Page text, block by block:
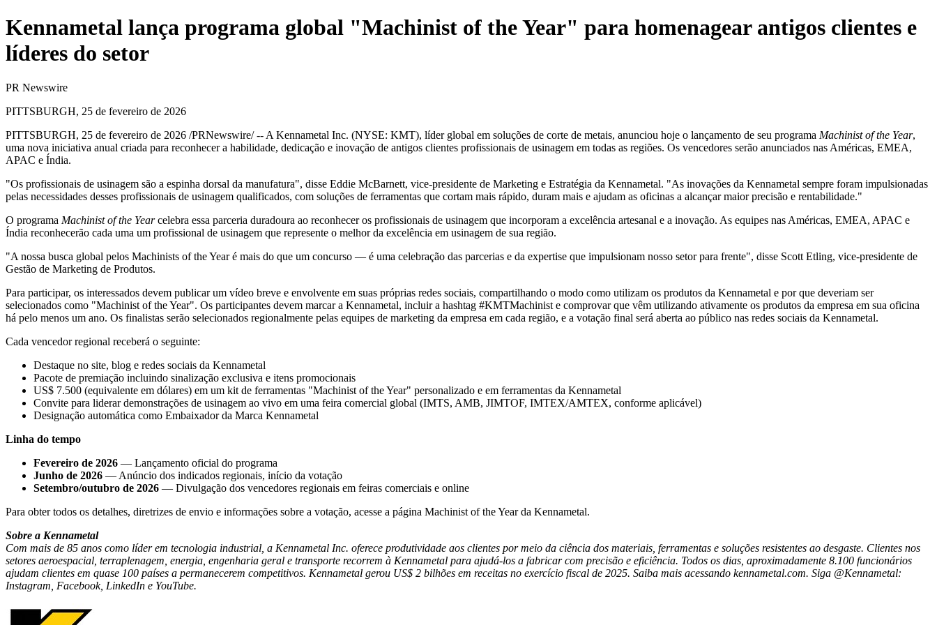
Kennametal lança programa global "Machinist of the Year" para homenagear antigos clientes e
líderes do setor
PR Newswire
PITTSBURGH, 25 de fevereiro de 2026
PITTSBURGH, 25 de fevereiro de 2026 /PRNewswire/ -- A Kennametal Inc. (NYSE: KMT), líder global em soluções de corte de metais, anunciou hoje o lançamento de seu programa Machinist of the Year,
uma nova iniciativa anual criada para reconhecer a habilidade, dedicação e inovação de antigos clientes profissionais de usinagem em todas as regiões. Os vencedores serão anunciados nas Américas, EMEA,
APAC e Índia.
"Os profissionais de usinagem são a espinha dorsal da manufatura", disse Eddie McBarnett, vice-presidente de Marketing e Estratégia da Kennametal. "As inovações da Kennametal sempre foram impulsionadas
pelas necessidades desses profissionais de usinagem qualificados, com soluções de ferramentas que cortam mais rápido, duram mais e ajudam as oficinas a alcançar maior precisão e rentabilidade."
O programa Machinist of the Yearcelebra essa parceria duradoura ao reconhecer os profissionais de usinagem que incorporam a excelência artesanal e a inovação. As equipes nas Américas, EMEA, APAC e
Índia reconhecerão cada uma um profissional de usinagem que represente o melhor da excelência em usinagem de sua região.
"A nossa busca global pelos Machinists of the Year é mais do que um concurso — é uma celebração das parcerias e da expertise que impulsionam nosso setor para frente", disse Scott Etling, vice-presidente de
Gestão de Marketing de Produtos.
Para participar, os interessados devem publicar um vídeo breve e envolvente em suas próprias redes sociais, compartilhando o modo como utilizam os produtos da Kennametal e por que deveriam ser
selecionados como "Machinist of the Year". Os participantes devem marcar a Kennametal, incluir a hashtag #KMTMachinist e comprovar que vêm utilizando ativamente os produtos da empresa em sua oficina
há pelo menos um ano. Os finalistas serão selecionados regionalmente pelas equipes de marketing da empresa em cada região, e a votação final será aberta ao público nas redes sociais da Kennametal.
Cada vencedor regional receberá o seguinte:
Destaque no site, blog e redes sociais da Kennametal
Pacote de premiação incluindo sinalização exclusiva e itens promocionais
US$ 7.500 (equivalente em dólares) em um kit de ferramentas "Machinist of the Year" personalizado e em ferramentas da Kennametal
Convite para liderar demonstrações de usinagem ao vivo em uma feira comercial global (IMTS, AMB, JIMTOF, IMTEX/AMTEX, conforme aplicável)
Designação automática como Embaixador da Marca Kennametal
Linha do tempo
Fevereiro de 2026 — Lançamento oficial do programa
Junho de 2026 — Anúncio dos indicados regionais, início da votação
Setembro/outubro de 2026 — Divulgação dos vencedores regionais em feiras comerciais e online
Para obter todos os detalhes, diretrizes de envio e informações sobre a votação, acesse a página Machinist of the Yearda Kennametal.
Sobre a Kennametal
Com mais de 85 anos como líder em tecnologia industrial, a Kennametal Inc. oferece produtividade aos clientes por meio da ciência dos materiais, ferramentas e soluções resistentes ao desgaste. Clientes nos
setores aeroespacial, terraplenagem, energia, engenharia geral e transporte recorrem à Kennametal para ajudá-los a fabricar com precisão e eficiência. Todos os dias, aproximadamente 8.100 funcionários
ajudam clientes em quase 100 países a permanecerem competitivos. Kennametal gerou US$ 2 bilhões em receitas no exercício fiscal de 2025. Saiba mais acessando kennametal.com. Siga @Kennametal:
Instagram, Facebook, LinkedIn e YouTube.